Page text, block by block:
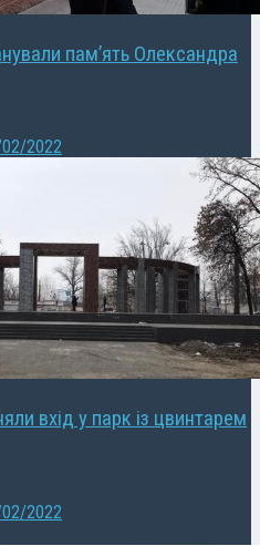
пам’ять Олександра
2022
вхід у парк із цвинтарем
2022